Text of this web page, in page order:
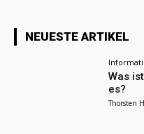
NEUESTE ARTIKEL
Was
es?
Thorsten